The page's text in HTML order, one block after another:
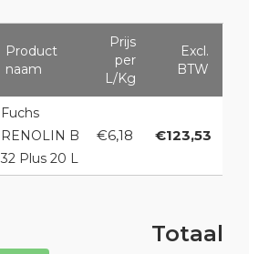
Product
naam
Prijs
per
L/Kg
Excl.
BTW
Fuchs
RENOLIN B
32 Plus 20 L
€6,18 €123,53
Totaal